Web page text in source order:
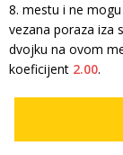
8. mestu i ne
vezana poraza iza
dvojku na ovom
koeficijent 2.00.